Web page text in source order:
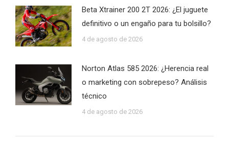
Beta Xtrainer 200 2T 2026: ¿El juguete
definitivo o un engaño para tu bolsillo?
4 de agosto de 2026
Norton Atlas 585 2026: ¿Herencia real
o marketing con sobrepeso? Análisis
técnico
4 de agosto de 2026